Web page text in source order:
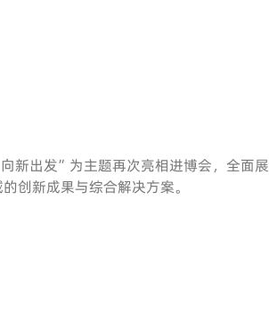
新出发”为主题再次亮相进博会，全面展
创新成果与综合解决方案。